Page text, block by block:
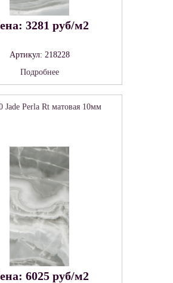
3281 руб/м2
Артикул: 218228
Подробнее
Jade Perla Rt матовая 10мм
6025 руб/м2